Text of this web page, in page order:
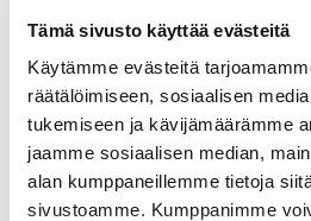
Tämä sivusto käyttää evästeitä
Käytämme evästeitä
räätälöimiseen, sosiaalisen
tukemiseen ja kävijämäärämme
jaamme sosiaalisen median,
alan kumppaneillemme tietoja
sivustoamme. Kumppanimme
SÄÄSTÖN LISÄKSI?
Rahan säästön ohella
työstressiä merkittävästi.
arvailla varastosaldoja tai etsiä
muuttuvat ennakoitavammiksi ja